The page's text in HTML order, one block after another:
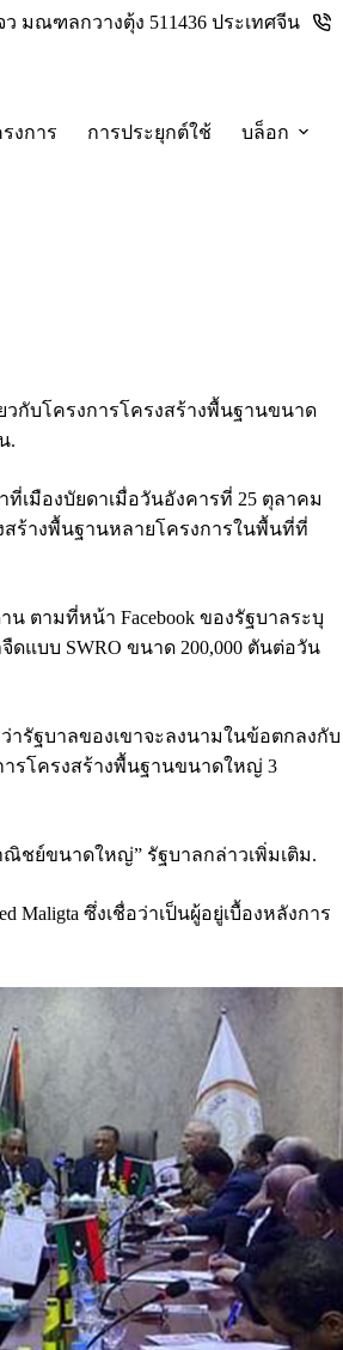
มณฑลกวางตุ้ง 511436 ประเทศจีน
งการ การประยุกต์ใช้ บล็อก
วกับโครงการโครงสร้างพื้นฐานขนาด
.
เมืองบัยดาเมื่อวันอังคารที่ 25 ตุลาคม
สร้างพื้นฐานหลายโครงการในพื้นที่ที่
ตามที่หน้า Facebook ของรัฐบาลระบุ
แบบ SWRO ขนาด 200,000 ตันต่อวัน
รัฐบาลของเขาจะลงนามในข้อตกลงกับ
รโครงสร้างพื้นฐานขนาดใหญ่ 3
ณิชย์ขนาดใหญ่” รัฐบาลกล่าวเพิ่มเติม.
ซึ่งเชื่อว่าเป็นผู้อยู่เบื้องหลังการ